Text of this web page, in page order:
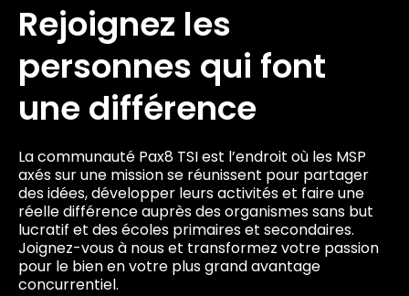
Rejoignez les
personnes qui font
une différence
La communauté Pax8 TSI est l’endroit où les MSP
axés sur une mission se réunissent pour partager
des idées, développer leurs activités et faire une
réelle différence auprès des organismes sans but
lucratif et des écoles primaires et secondaires.
Joignez-vous à nous et transformez votre passion
pour le bien en votre plus grand avantage
concurrentiel.